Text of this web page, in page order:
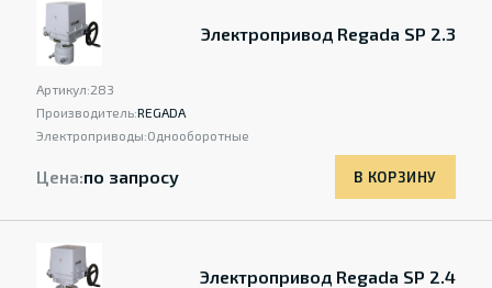
Электропривод Regada SP 2.3
Артикул:283
Производитель:REGADA
Электроприводы:Однооборотные
Цена:по запросу В КОРЗИНУ
Электропривод Regada SP 2.4